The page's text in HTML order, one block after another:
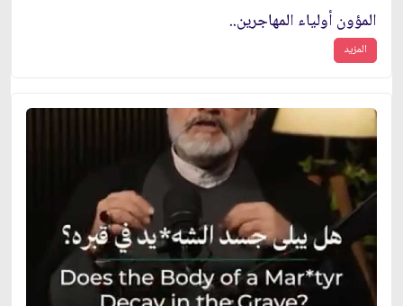
المؤون أولياء المهاجرين..
المزيد